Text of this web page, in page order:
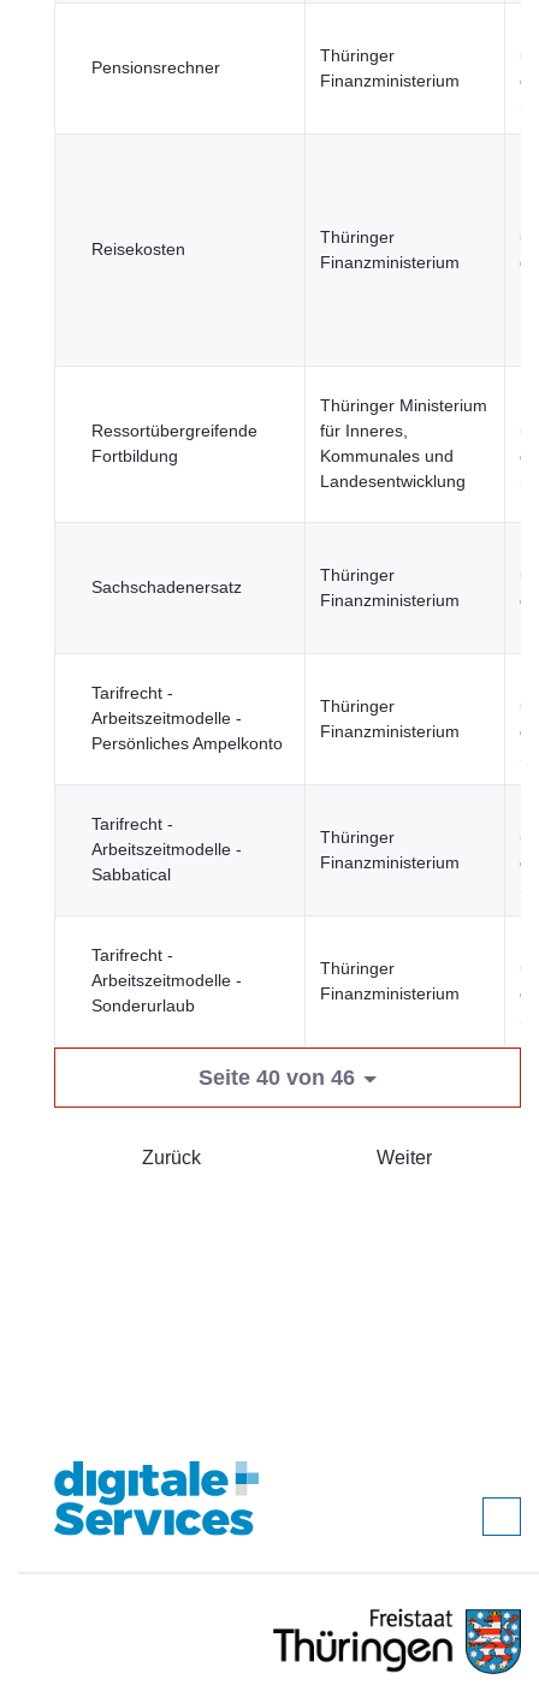
Pensionsrechner
Thüringer
Finanzministerium
Reisekosten
Thüringer
Finanzministerium
Ressortübergreifende
Fortbildung
Thüringer Ministerium
für Inneres,
Kommunales und
Landesentwicklung
Sachschadenersatz
Thüringer
Finanzministerium
Tarifrecht -
Arbeitszeitmodelle -
Persönliches Ampelkonto
Thüringer
Finanzministerium
Tarifrecht -
Arbeitszeitmodelle -
Sabbatical
Thüringer
Finanzministerium
Tarifrecht -
Arbeitszeitmodelle -
Sonderurlaub
Thüringer
Finanzministerium
Seite 40 von 46
Zurück Weiter